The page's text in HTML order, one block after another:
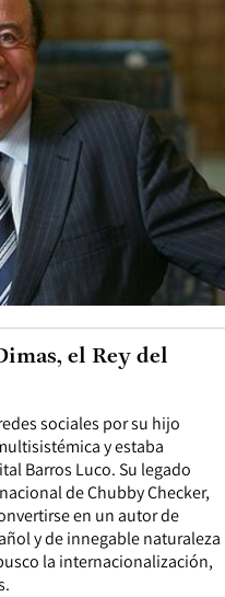
sociales por su hijo
y estaba
Barros Luco. Su legado
de Chubby Checker,
en un autor de
y de innegable naturaleza
la internacionalización,
el Rey del